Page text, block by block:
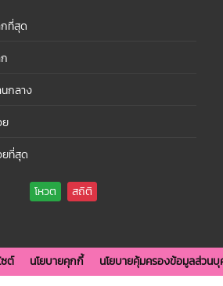
ที่สุด
กลาง
ยที่สุด
ซต์ นโยบายคุกกี้ นโยบายคุ้มครองข้อมูลส่วน